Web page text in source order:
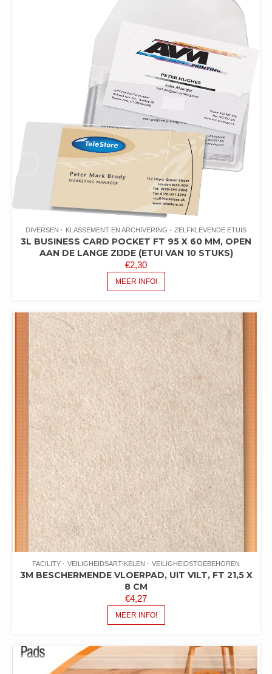
DIVERSEN KLASSEMENT EN ARCHIVERING ZELFKLEVENDE ETUIS
3L BUSINESS CARD POCKET FT 95 X 60 MM, OPEN
AAN DE LANGE ZIJDE (ETUI VAN 10 STUKS)
€2,30
MEER INFO!
FACILITY VEILIGHEIDSARTIKELEN VEILIGHEIDSTOEBEHOREN
3M BESCHERMENDE VLOERPAD, UIT VILT, FT 21,5 X
8 CM
€4,27
MEER INFO!